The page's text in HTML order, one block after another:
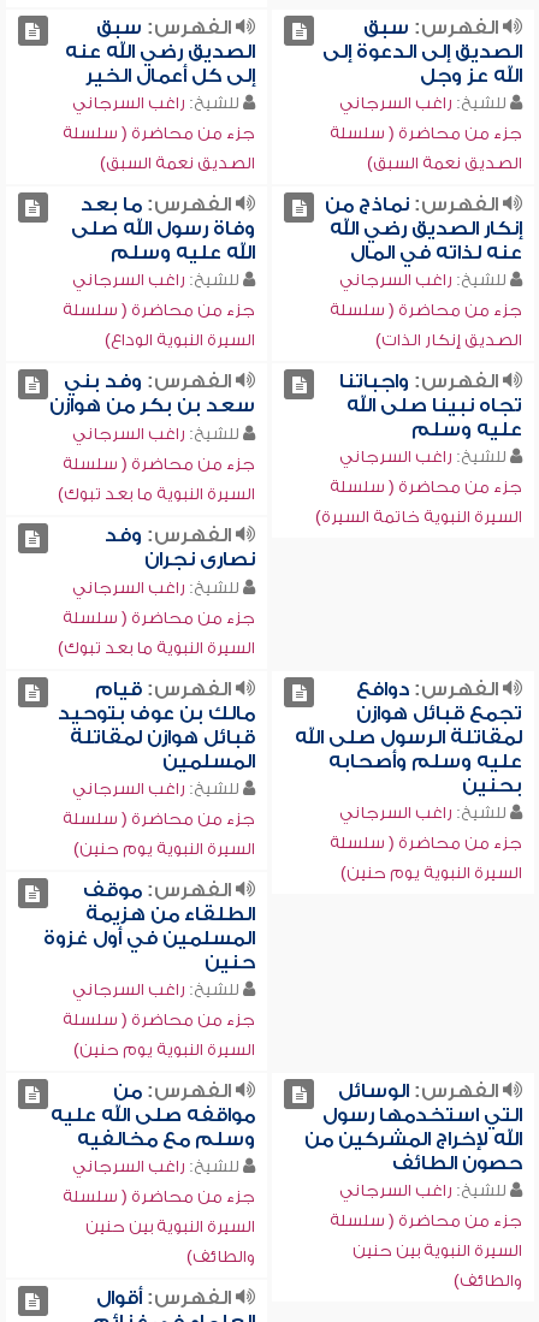
الفهرس: سبق
الصديق إلى الدعوة إلى
الله عز وجل
للشيخ: راغب السرجاني
جزء من محاضرة ( سلسلة
الصديق نعمة السبق)
الفهرس: سبق
الصديق رضي الله عنه
إلى كل أعمال الخير
للشيخ: راغب السرجاني
جزء من محاضرة ( سلسلة
الصديق نعمة السبق)
الفهرس:نماذج من
إنكار الصديق رضي الله
عنه لذاته في المال
للشيخ: راغب السرجاني
جزء من محاضرة ( سلسلة
الصديق إنكار الذات)
الفهرس:ما بعد
وفاة رسول الله صلى
الله عليه وسلم
للشيخ: راغب السرجاني
جزء من محاضرة ( سلسلة
السيرة النبوية الوداع)
الفهرس: واجباتنا
تجاه نبينا صلى الله
عليه وسلم
للشيخ: راغب السرجاني
جزء من محاضرة ( سلسلة
السيرة النبوية خاتمة السيرة)
الفهرس: وفد بني
سعد بن بكر من هوازن
للشيخ: راغب السرجاني
جزء من محاضرة ( سلسلة
السيرة النبوية ما بعد تبوك)
الفهرس: وفد
نصارى نجران
للشيخ: راغب السرجاني
جزء من محاضرة ( سلسلة
السيرة النبوية ما بعد تبوك)
الفهرس:دوافع
تجمع قبائل هوازن
لمقاتلة الرسول صلى الله
عليه وسلم وأصحابه
بحنين
للشيخ: راغب السرجاني
جزء من محاضرة ( سلسلة
السيرة النبوية يوم حنين)
الفهرس:قيام
مالك بن عوف بتوحيد
قبائل هوازن لمقاتلة
المسلمين
للشيخ: راغب السرجاني
جزء من محاضرة ( سلسلة
السيرة النبوية يوم حنين)
الفهرس:موقف
الطلقاء من هزيمة
المسلمين في أول غزوة
حنين
للشيخ: راغب السرجاني
جزء من محاضرة ( سلسلة
السيرة النبوية يوم حنين)
الفهرس:الوسائل
التي استخدمها رسول
الله لإخراج المشركين من
حصون الطائف
للشيخ: راغب السرجاني
جزء من محاضرة ( سلسلة
السيرة النبوية بين حنين
والطائف)
الفهرس:من
مواقفه صلى الله عليه
وسلم مع مخالفيه
للشيخ: راغب السرجاني
جزء من محاضرة ( سلسلة
السيرة النبوية بين حنين
والطائف)
الفهرس:أقوال